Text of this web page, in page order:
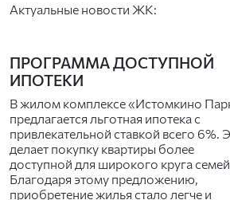
Актуальные новости ЖК:
ПРОГРАММА ДОСТУПНОЙ
ИПОТЕКИ
В жилом комплексе «Истомкино
предлагается льготная ипотека с
привлекательной ставкой всего 6%.
делает покупку квартиры более
доступной для широкого круга
Благодаря этому предложению,
приобретение жилья стало легче и